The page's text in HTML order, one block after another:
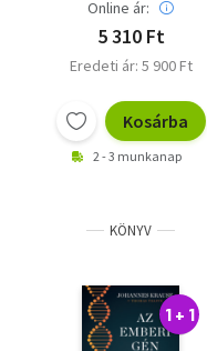
Online ár:
5 310 Ft
Eredeti ár: 5 900 Ft
Kosárba
2 - 3 munkanap
KÖNYV
1 + 1